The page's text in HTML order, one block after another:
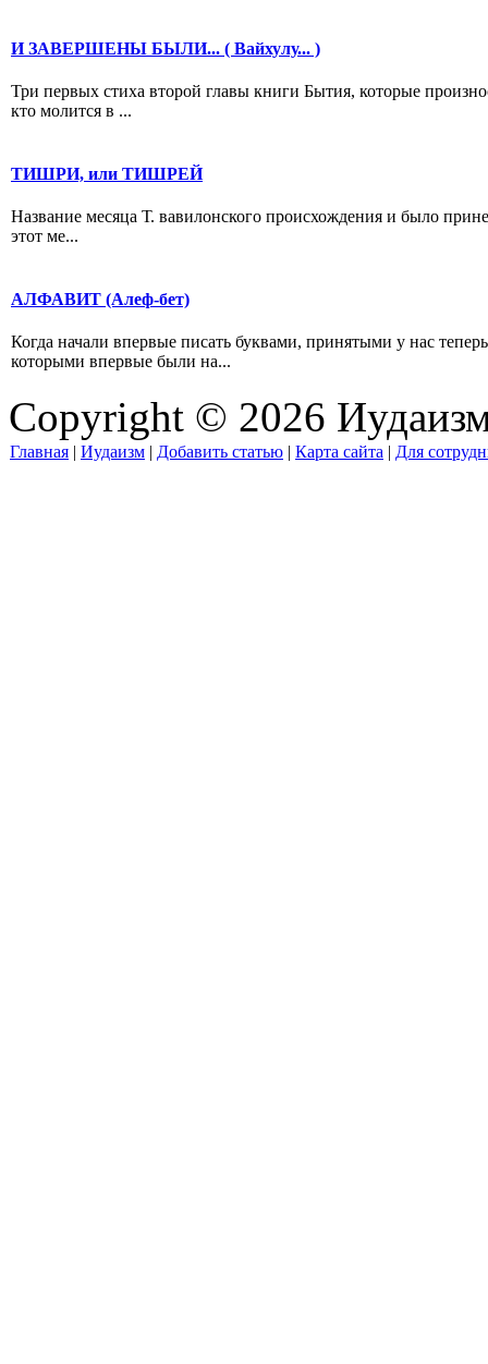
И ЗАВЕРШЕНЫ БЫЛИ... ( Вайхулу... )
Три первых стиха второй главы книги Бытия, которые
кто молится в ...
ТИШРИ, или ТИШРЕЙ
Название месяца Т. вавилонского происхождения и было
этот ме...
АЛФАВИТ (Алеф-бет)
Когда начали впервые писать буквами, принятыми у нас
которыми впервые были на...
Copyright © 2026
Главная | Иудаизм | Добавить статью | Карта сайта | Для